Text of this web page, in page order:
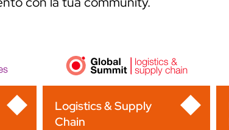
Logistics & Supply
Chain